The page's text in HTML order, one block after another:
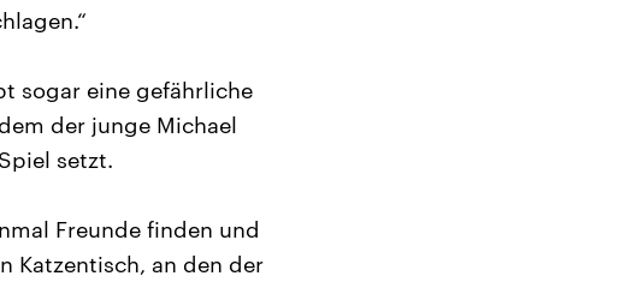
sogar eine gefährliche
der junge Michael
setzt.
Freunde finden und
Katzentisch, an den der